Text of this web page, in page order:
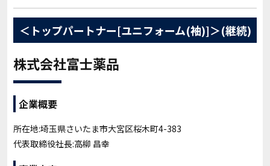
＜トップパートナー[ユニフォーム(袖)]＞(継続)
株式会社富士薬品
企業概要
所在地:埼玉県さいたま市大宮区桜木町4-383
代表取締役社長:高柳 昌幸